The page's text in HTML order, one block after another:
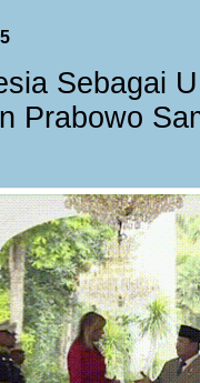
Sebagai
Prabowo